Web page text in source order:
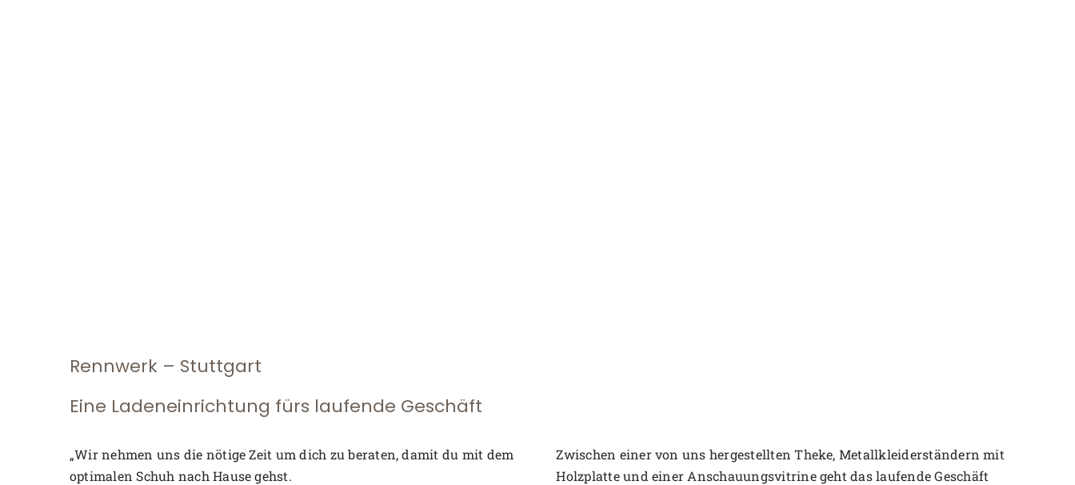
Rennwerk – Stuttgart
Eine Ladeneinrichtung fürs laufende Geschäft
„Wir nehmen uns die nötige Zeit um dich zu beraten, damit du mit dem
optimalen Schuh nach Hause gehst.
Zwischen einer von uns hergestellten Theke, Metallkleiderständern mit
Holzplatte und einer Anschauungsvitrine geht das laufende Geschäft